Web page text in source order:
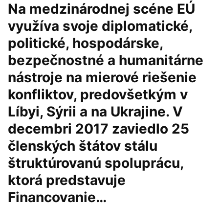
Na medzinárodnej scéne EÚ
využíva svoje diplomatické,
politické, hospodárske,
bezpečnostné a humanitárne
nástroje na mierové riešenie
konfliktov, predovšetkým v
Líbyi, Sýrii a na Ukrajine. V
decembri 2017 zaviedlo 25
členských štátov stálu
štruktúrovanú spoluprácu,
ktorá predstavuje
Financovanie…